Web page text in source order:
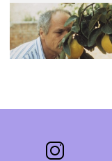
instagram